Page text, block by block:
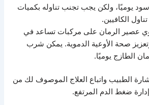
يوميًا، ولكن يجب تجنب تناوله بكميات
الكافيين.
عصير الرمان على مركبات تساعد في
صحة الأوعية الدموية. يمكن شرب
الطازج يوميًا.
الطبيب واتباع العلاج الموصوف لك من
ضغط الدم المرتفع.